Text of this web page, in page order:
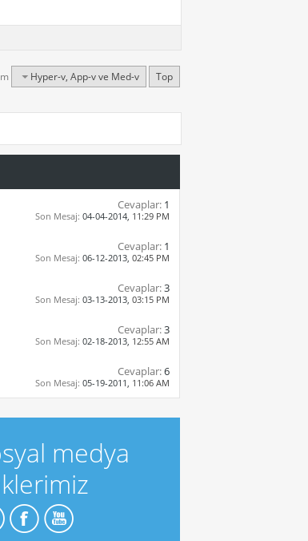
Hyper-v, App-v ve Med-v Top
Cevaplar: 1
Son Mesaj: 04-04-2014, 11:29 PM
Cevaplar: 1
Son Mesaj: 06-12-2013, 02:45 PM
Cevaplar:3
Son Mesaj: 03-13-2013, 03:15 PM
Cevaplar:3
Son Mesaj: 02-18-2013, 12:55 AM
Cevaplar:6
Son Mesaj: 05-19-2011, 11:06 AM
medya